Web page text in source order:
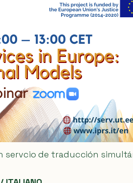
servcio de traducción